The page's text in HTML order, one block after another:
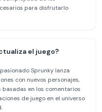
para disfrutarlo
el juego?
Sprunky lanza
con nuevos personajes,
en los comentarios
de juego en el universo